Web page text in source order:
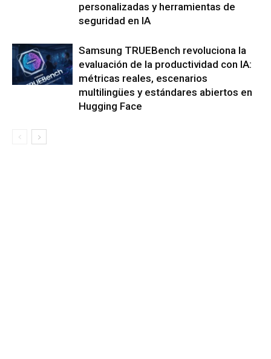
personalizadas y herramientas de
seguridad en IA
Samsung TRUEBench revoluciona la
evaluación de la productividad con IA:
métricas reales, escenarios
multilingües y estándares abiertos en
Hugging Face